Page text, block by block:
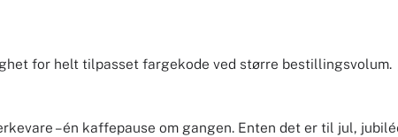
for helt tilpasset fargekode ved større bestillingsvolum.
– én kaffepause om gangen. Enten det er til jul,